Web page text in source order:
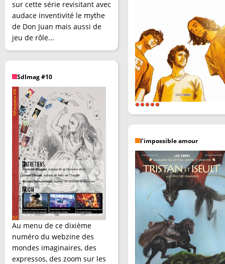
sur cette série revisitant avec
audace inventivité le mythe
de Don Juan mais aussi de
jeu de rôle...
SdImag #10
Au menu de ce dixième
numéro du webzine des
mondes imaginaires, des
expressos, des zoom sur les
l’impossible amour